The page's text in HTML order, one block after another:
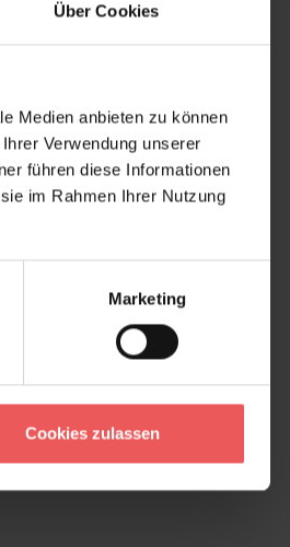
Über Cookies
Medien anbieten zu können
Verwendung unserer
führen diese Informationen
im Rahmen Ihrer Nutzung
Marketing
Cookies zulassen